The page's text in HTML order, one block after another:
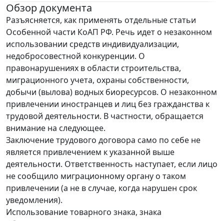
Обзор документа
Разъясняется, как применять отдельные статьи
Особенной части КоАП РФ. Речь идет о незаконном
использовании средств индивидуализации,
недобросовестной конкуренции. О
правонарушениях в области строительства,
миграционного учета, охраны собственности,
добычи (вылова) водных биоресурсов. О незаконном
привлечении иностранцев и лиц без гражданства к
трудовой деятельности. В частности, обращается
внимание на следующее.
Заключение трудового договора само по себе не
является привлечением к указанной выше
деятельности. Ответственность наступает, если лицо
не сообщило миграционному органу о таком
привлечении (а не в случае, когда нарушен срок
уведомления).
Использование товарного знака, знака